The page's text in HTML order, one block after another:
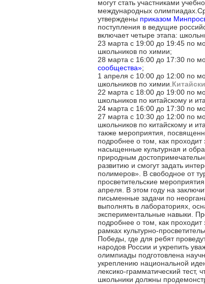
могут стать участниками
международных
утверждены приказом
поступления в ведущие
включает четыре этапа:
23 марта с 19:00 до 19:45 по
школьников по химии;
28 марта с 16:00 до 17:30 по
сообщества»;
1 апреля с 10:00 до 12:00 по
школьников по химии.
22 марта с 18:00 до 19:00 по
школьников по китайскому и
24 марта с 16:00 до 17:30 по
27 марта с 10:30 до 12:00 по
школьников по китайскому и
также мероприятия,
подробнее о том, как
насыщенные культурная и
природным
развитию и смогут задать
полимеров». В свободное от
просветительские
апреля. В этом году на
письменные задачи по
выполнять в лабораториях,
экспериментальные навыки.
подробнее о том, как
рамках культурно-
Победы, где для ребят
народов России и укрепить
олимпиады подготовлена
укреплению национальной
лексико-грамматический тест,
школьники должны